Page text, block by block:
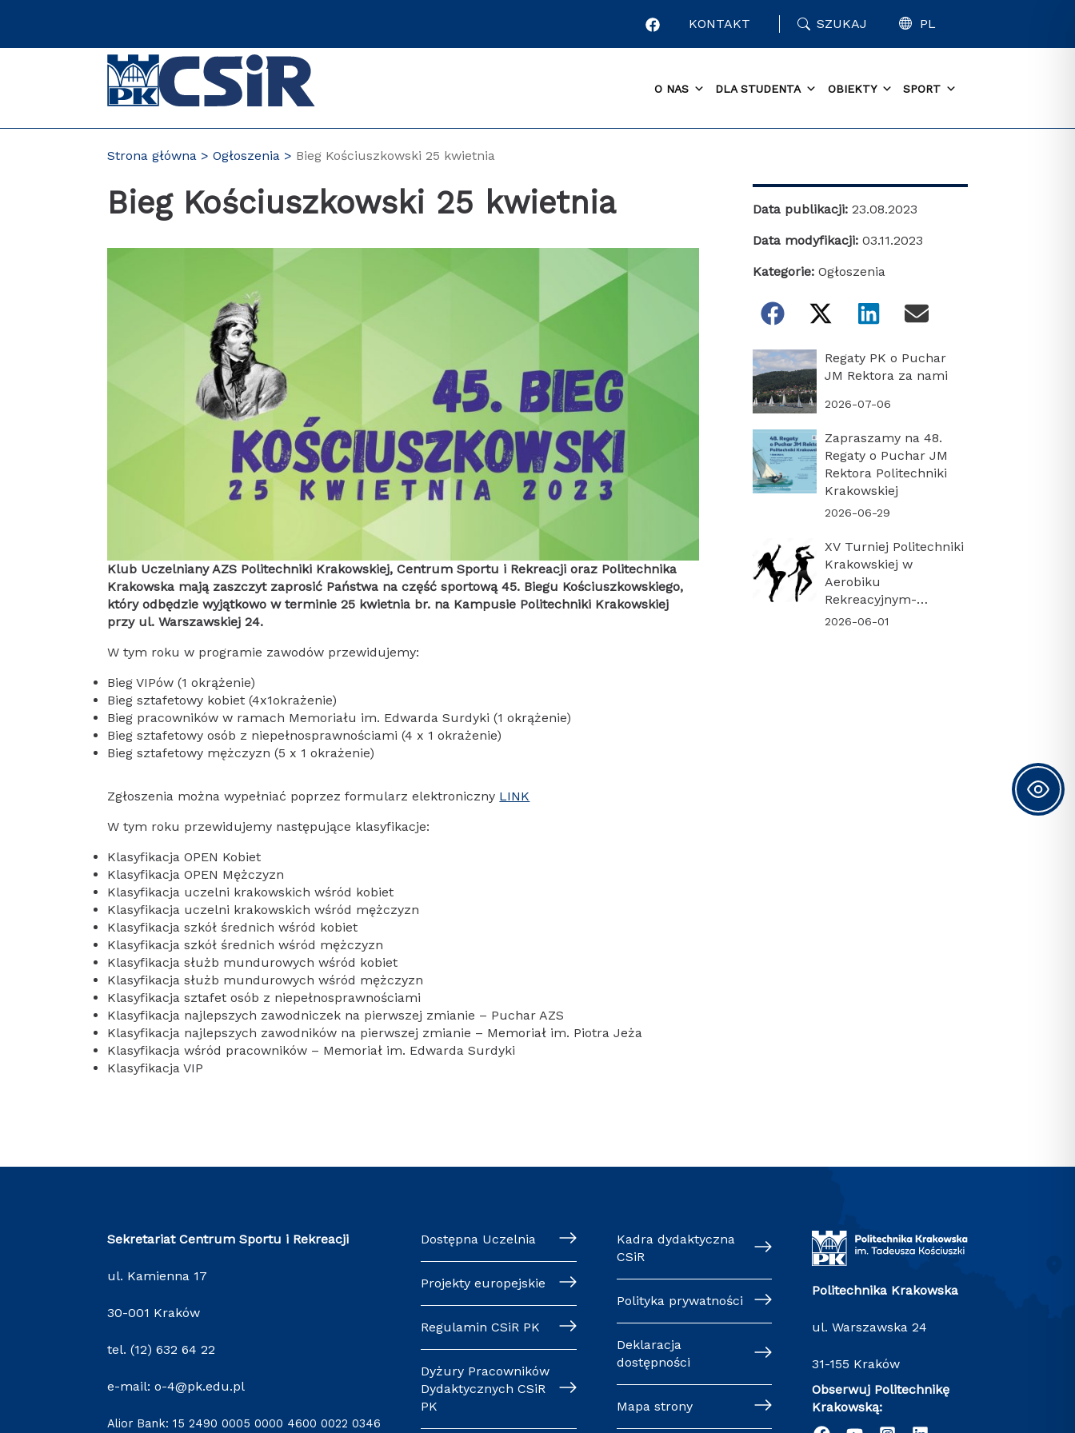
KONTAKT SZUKAJ PL
O NAS DLA STUDENTA OBIEKTY SPORT
Strona główna Ogłoszenia Bieg Kościuszkowski 25 kwietnia
Bieg Kościuszkowski 25 kwietnia
Klub Uczelniany AZS Politechniki Krakowskiej, Centrum Sportu i Rekreacji oraz Politechnika
Krakowska mają zaszczyt zaprosić Państwa na część sportową 45. Biegu Kościuszkowskiego,
który odbędzie wyjątkowo w terminie 25 kwietnia br. na Kampusie Politechniki Krakowskiej
przy ul. Warszawskiej 24.
W tym roku w programie zawodów przewidujemy:
Bieg VIPów (1 okrążenie)
Bieg sztafetowy kobiet (4x1okrażenie)
Bieg pracowników w ramach Memoriału im. Edwarda Surdyki (1 okrążenie)
Bieg sztafetowy osób z niepełnosprawnościami (4 x 1 okrażenie)
Bieg sztafetowy mężczyzn (5 x 1 okrażenie)
Zgłoszenia można wypełniać poprzez formularz elektroniczny LINK
W tym roku przewidujemy następujące klasyfikacje:
Klasyfikacja OPEN Kobiet
Klasyfikacja OPEN Mężczyzn
Klasyfikacja uczelni krakowskich wśród kobiet
Klasyfikacja uczelni krakowskich wśród mężczyzn
Klasyfikacja szkół średnich wśród kobiet
Klasyfikacja szkół średnich wśród mężczyzn
Klasyfikacja służb mundurowych wśród kobiet
Klasyfikacja służb mundurowych wśród mężczyzn
Klasyfikacja sztafet osób z niepełnosprawnościami
Klasyfikacja najlepszych zawodniczek na pierwszej zmianie – Puchar AZS
Klasyfikacja najlepszych zawodników na pierwszej zmianie – Memoriał im. Piotra Jeża
Klasyfikacja wśród pracowników – Memoriał im. Edwarda Surdyki
Klasyfikacja VIP
Data publikacji: 23.08.2023
Data modyfikacji: 03.11.2023
Kategorie: Ogłoszenia
Regaty PK o Puchar
JM Rektora za nami
2026-07-06
Zapraszamy na 48.
Regaty o Puchar JM
Rektora Politechniki
Krakowskiej
2026-06-29
XV Turniej Politechniki
Krakowskiej w
Aerobiku
Rekreacyjnym-
PODSUMOWANIE
2026-06-01
Sekretariat Centrum Sportu i Rekreacji
ul. Kamienna 17
30-001 Kraków
tel. (12) 632 64 22
e-mail: o-4@pk.edu.pl
Alior Bank: 15 2490 0005 0000 4600 0022 0346
Dostępna Uczelnia
Projekty europejskie
Regulamin CSiR PK
Dyżury Pracowników
Dydaktycznych CSiR
PK
Kadra dydaktyczna
CSiR
Polityka prywatności
Deklaracja
dostępności
Mapa strony
Politechnika Krakowska
ul. Warszawska 24
31-155 Kraków
Obserwuj Politechnikę
Krakowską: